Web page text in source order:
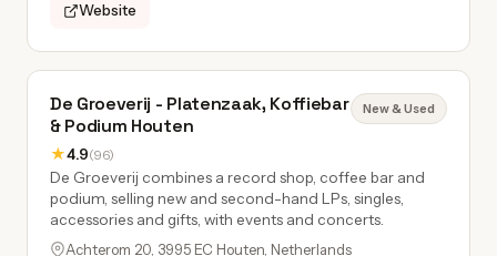
Website
De Groeverij - Platenzaak, Koffiebar
& Podium Houten
★4.9(96)
New & Used
De Groeverij combines a record shop, coffee bar and
podium, selling new and second-hand LPs, singles,
accessories and gifts, with events and concerts.
Achterom 20, 3995 EC Houten, Netherlands